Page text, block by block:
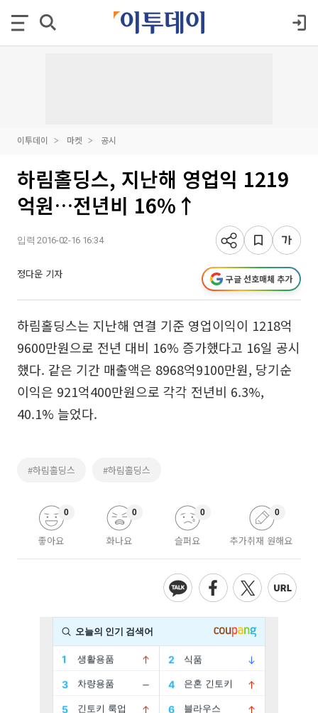
이투데이 마켓 공시
하림홀딩스, 지난해 영업익 1219
억원…전년비 16%↑
입력 2016-02-16 16:34
정다운 기자 구글 선호매체 추가
하림홀딩스는 지난해 연결 기준 영업이익이 1218억
9600만원으로 전년 대비 16% 증가했다고 16일 공시
했다. 같은 기간 매출액은 8968억9100만원, 당기순
이익은 921억400만원으로 각각 전년비 6.3%,
40.1% 늘었다.
#하림홀딩스 #하림홀딩스
좋아요
0
화나요
0
슬퍼요
0
추가취재 원해요
0